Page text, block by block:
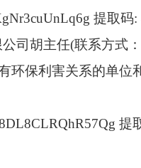
提取码:
司胡主任(联系方式：
环保利害关系的单位
提